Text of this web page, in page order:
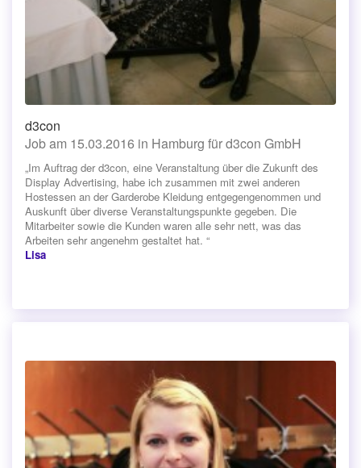
d3con
Job am 15.03.2016 in Hamburg für d3con GmbH
„Im Auftrag der d3con, eine Veranstaltung über die Zukunft des
Display Advertising, habe ich zusammen mit zwei anderen
Hostessen an der Garderobe Kleidung entgegengenommen und
Auskunft über diverse Veranstaltungspunkte gegeben. Die
Mitarbeiter sowie die Kunden waren alle sehr nett, was das
Arbeiten sehr angenehm gestaltet hat. “
Lisa